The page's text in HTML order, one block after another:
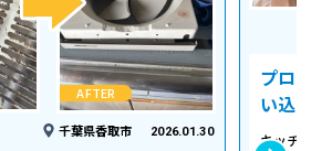
AFTER
千葉県香取市 2026.01.30
プロの
い込み
キッチン